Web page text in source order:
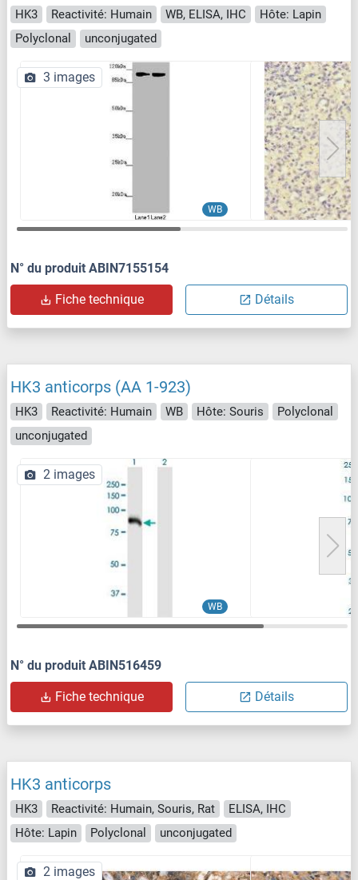
HK3 Reactivité: Humain WB, ELISA, IHC
Hôte: Lapin
Polyclonal
unconjugated
WB
3 images
N° du produit ABIN7155154
Fiche technique Détails
HK3 anticorps (AA 1-923)
HK3 Reactivité: Humain WB Hôte: Souris
Polyclonal
unconjugated
WB
2 images
N° du produit ABIN516459
Fiche technique Détails
HK3 anticorps
HK3 Reactivité: Humain, Souris, Rat
ELISA, IHC
Hôte: Lapin
Polyclonal unconjugated
2 images